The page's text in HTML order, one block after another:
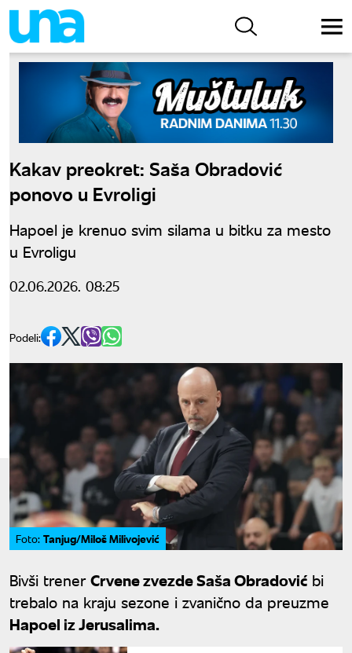
Kakav preokret: Saša Obradović
ponovo u Evroligi
Hapoel je krenuo svim silama u bitku za mesto
u Evroligu
02.06.2026. 08:25
Podeli:
Foto: Tanjug/Miloš Milivojević
Bivši trenerCrvene zvezde Saša Obradović bi
trebalo na kraju sezone i zvanično da preuzme
Hapoel iz Jerusalima.